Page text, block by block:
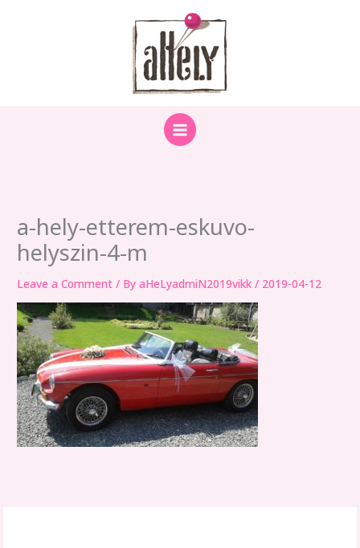
a-hely-etterem-eskuvo-
helyszin-4-m
Leave a Comment / ByaHeLyadmiN2019vikk/ 2019-04-12